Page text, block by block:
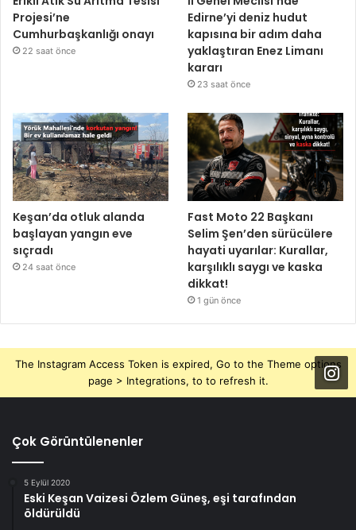
Projesi’ne
Cumhurbaşkanlığı onayı
22 saat önce
Edirne’yi deniz hudut
kapısına bir adım daha
yaklaştıran Enez Limanı
kararı
23 saat önce
Keşan’da otluk alanda
başlayan yangın eve
sıçradı
24 saat önce
Fast Moto 22 Başkanı
Selim Şen’den sürücülere
hayati uyarılar: Kurallar,
karşılıklı saygı ve kaska
dikkat!
1 gün önce
The Instagram Access Token is expired, Go to the Theme options
page > Integrations, to to refresh it.
Çok Görüntülenenler
5 Eylül 2020
Eski Keşan Vaizesi Özlem Güneş, eşi tarafından
öldürüldü